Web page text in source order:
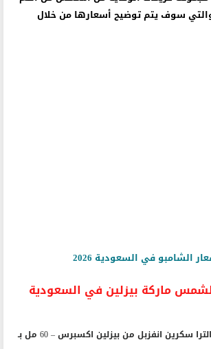
كريمات الوقاية من الشمس من أهم
والتي سوف يتم توضيح أسعارها من خلال
الشامبو في السعودية 2026
ماركة بيزلين في السعودية